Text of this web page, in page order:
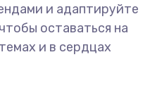
и адаптируйте
оставаться на
и в сердцах